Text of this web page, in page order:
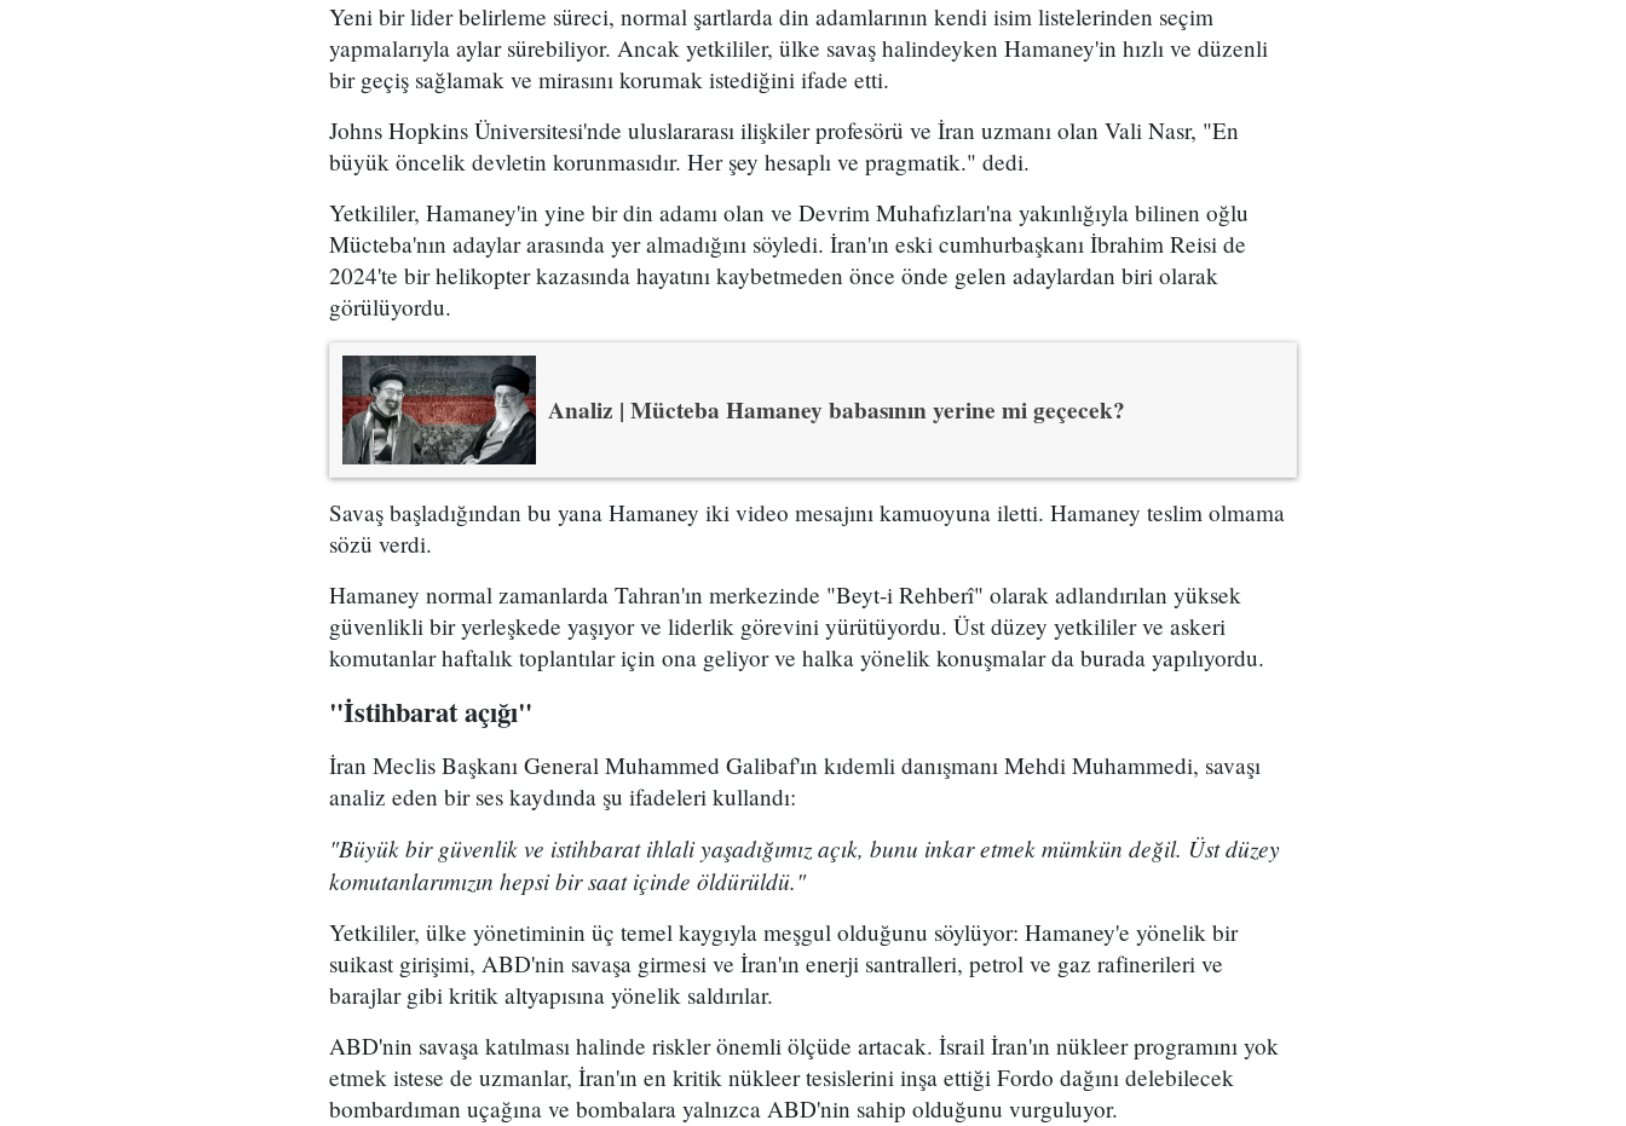
Yeni bir lider belirleme süreci, normal şartlarda din adamlarının kendi isim listelerinden seçim
yapmalarıyla aylar sürebiliyor. Ancak yetkililer, ülke savaş halindeyken Hamaney'in hızlı ve düzenli
bir geçiş sağlamak ve mirasını korumak istediğini ifade etti.
Johns Hopkins Üniversitesi'nde uluslararası ilişkiler profesörü ve İran uzmanı olan Vali Nasr, "En
büyük öncelik devletin korunmasıdır. Her şey hesaplı ve pragmatik." dedi.
Yetkililer, Hamaney'in yine bir din adamı olan ve Devrim Muhafızları'na yakınlığıyla bilinen oğlu
Mücteba'nın adaylar arasında yer almadığını söyledi. İran'ın eski cumhurbaşkanı İbrahim Reisi de
2024'te bir helikopter kazasında hayatını kaybetmeden önce önde gelen adaylardan biri olarak
görülüyordu.
Analiz | Mücteba Hamaney babasının yerine mi geçecek?
Savaş başladığından bu yana Hamaney iki video mesajını kamuoyuna iletti. Hamaney teslim olmama
sözü verdi.
Hamaney normal zamanlarda Tahran'ın merkezinde "Beyt-i Rehberî" olarak adlandırılan yüksek
güvenlikli bir yerleşkede yaşıyor ve liderlik görevini yürütüyordu. Üst düzey yetkililer ve askeri
komutanlar haftalık toplantılar için ona geliyor ve halka yönelik konuşmalar da burada yapılıyordu.
"İstihbarat açığı"
İran Meclis Başkanı General Muhammed Galibaf'ın kıdemli danışmanı Mehdi Muhammedi, savaşı
analiz eden bir ses kaydında şu ifadeleri kullandı:
"Büyük bir güvenlik ve istihbarat ihlali yaşadığımız açık, bunu inkar etmek mümkün değil. Üst düzey
komutanlarımızın hepsi bir saat içinde öldürüldü."
Yetkililer, ülke yönetiminin üç temel kaygıyla meşgul olduğunu söylüyor: Hamaney'e yönelik bir
suikast girişimi, ABD'nin savaşa girmesi ve İran'ın enerji santralleri, petrol ve gaz rafinerileri ve
barajlar gibi kritik altyapısına yönelik saldırılar.
ABD'nin savaşa katılması halinde riskler önemli ölçüde artacak. İsrail İran'ın nükleer programını yok
etmek istese de uzmanlar, İran'ın en kritik nükleer tesislerini inşa ettiği Fordo dağını delebilecek
bombardıman uçağına ve bombalara yalnızca ABD'nin sahip olduğunu vurguluyor.